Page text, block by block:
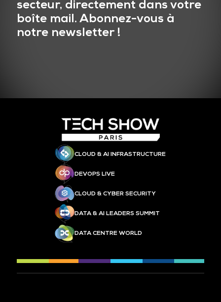
secteur, directement dans votre
boîte mail. Abonnez-vous à
notre newsletter !
CLOUD & AI INFRASTRUCTURE
DEVOPS LIVE
CLOUD & CYBER SECURITY
DATA & AI LEADERS SUMMIT
DATA CENTRE WORLD